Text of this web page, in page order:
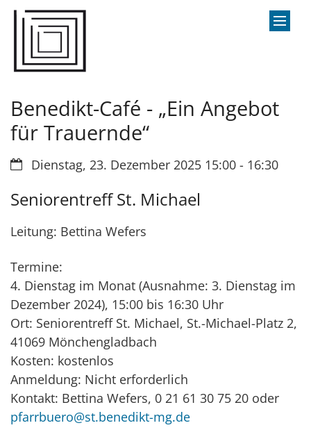
Zum Inhalt springen
Benedikt-Café - „Ein Angebot
für Trauernde“
Datum:Dienstag, 23. Dezember 2025 15:00 - 16:30
Seniorentreff St. Michael
Leitung: Bettina Wefers
Termine:
4. Dienstag im Monat (Ausnahme: 3. Dienstag im
Dezember 2024), 15:00 bis 16:30 Uhr
Ort: Seniorentreff St. Michael, St.-Michael-Platz 2,
41069 Mönchengladbach
Kosten: kostenlos
Anmeldung: Nicht erforderlich
Kontakt: Bettina Wefers, 0 21 61 30 75 20 oder
pfarrbuero@st.benedikt-mg.de